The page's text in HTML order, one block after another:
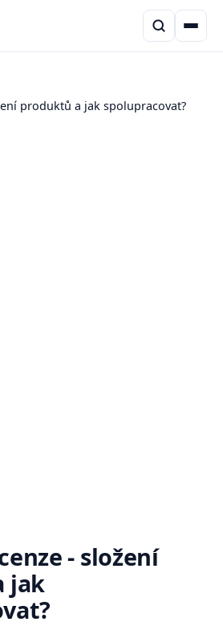
produktů a jak spolupracovat?
- složení
jak